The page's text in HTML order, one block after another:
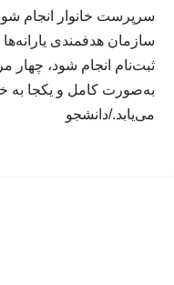
سرپرست خانوار انجام
سازمان هدفمندی یارانه‌ها
ثبت‌نام انجام شود، چهار
به‌صورت کامل و یکجا به
می‌یابد./دانشجو